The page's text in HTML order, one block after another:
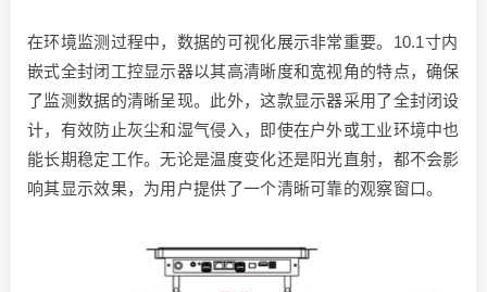
在环境监测过程中，数据的可视化展示非常重要。10.1寸内
嵌式全封闭工控显示器以其高清晰度和宽视角的特点，确保
了监测数据的清晰呈现。此外，这款显示器采用了全封闭设
计，有效防止灰尘和湿气侵入，即使在户外或工业环境中也
能长期稳定工作。无论是温度变化还是阳光直射，都不会影
响其显示效果，为用户提供了一个清晰可靠的观察窗口。